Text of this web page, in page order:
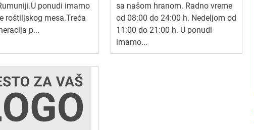
ponudi imamo
roštiljskog mesa.Treća
p...
sa našom hranom. Radno vreme
od 08:00 do 24:00 h. Nedeljom od
11:00 do 21:00 h. U ponudi
imamo...